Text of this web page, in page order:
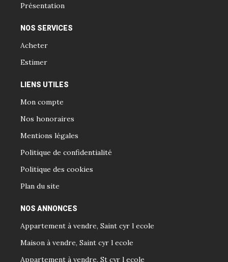
Présentation
NOS SERVICES
Acheter
Estimer
LIENS UTILES
Mon compte
Nos honoraires
Mentions légales
Politique de confidentialité
Politique des cookies
Plan du site
NOS ANNONCES
Appartement à vendre, Saint cyr l ecole
Maison à vendre, Saint cyr l ecole
Appartement à vendre, St cyr l ecole